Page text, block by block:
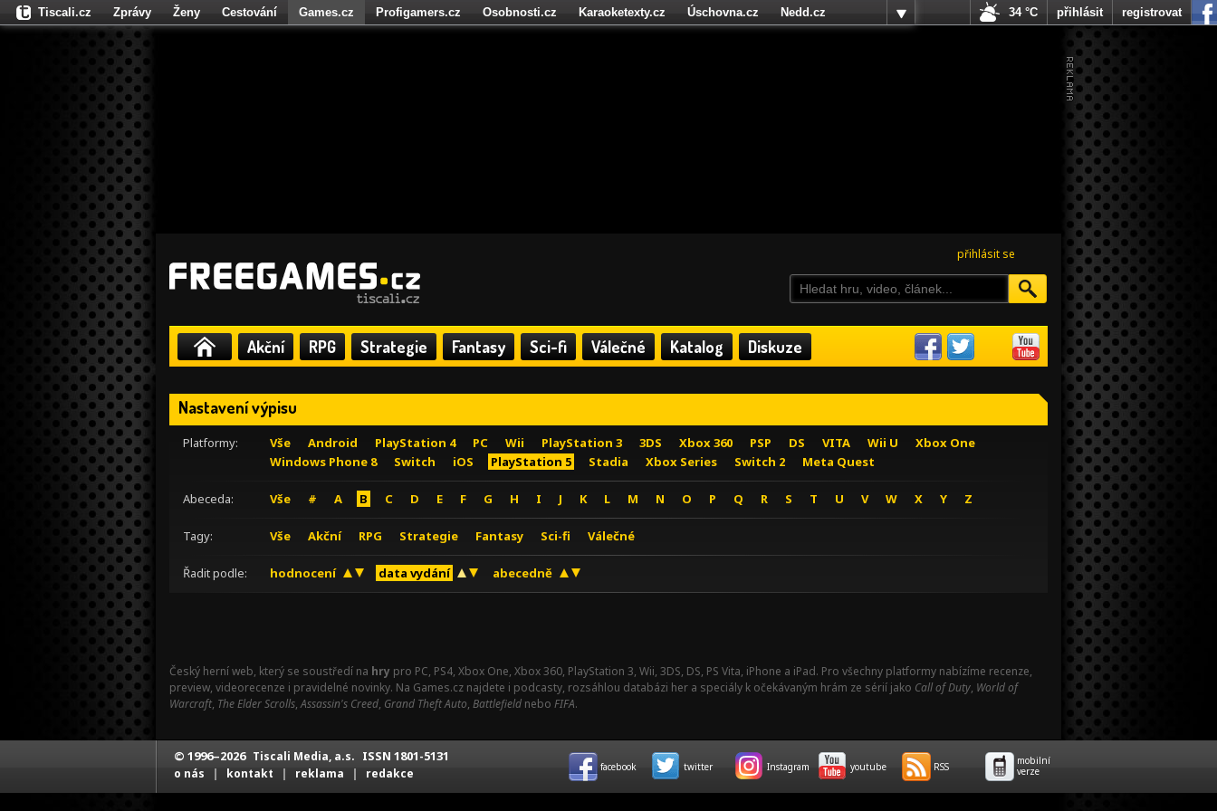
přihlásit se
Akční RPG Strategie Fantasy Sci-fi Válečné Katalog Diskuze
Nastavení výpisu
Platformy: Vše Android PlayStation 4 PC Wii PlayStation 3 3DS Xbox 360 PSP DS VITA Wii U
Xbox One
Windows Phone 8
Switch iOS PlayStation 5 Stadia Xbox Series Switch 2 Meta Quest
Abeceda: Vše # A B C D E F G H I J K L M N O P Q R S T U V W X Y Z
Tagy: Vše Akční RPG Strategie Fantasy Sci-fi Válečné
Řadit podle: hodnocení data vydání abecedně
Český herní web, který se soustředí na hry pro PC, PS4, Xbox One, Xbox 360, PlayStation 3, Wii, 3DS, DS, PS Vita, iPhone a iPad. Pro všechny platformy nabízíme recenze,
preview, videorecenze i pravidelné novinky. Na Games.cz najdete i podcasty, rozsáhlou databázi her a speciály k očekávaným hrám ze sérií jako Call of Duty, World of
Warcraft, The Elder Scrolls,Assassin's Creed, Grand Theft Auto, Battlefield nebo FIFA.
Tiscali.cz Zprávy Ženy Cestování Games.cz Profigamers.cz Osobnosti.cz Karaoketexty.cz Úschovna.cz
Nedd.cz
Fights.cz
34 °C přihlásit registrovat
© 1996–2026 Tiscali Media, a.s. ISSN 1801-5131
o nás | kontakt | reklama | redakce facebook twitter Instagram youtube RSS
mobilní
verze